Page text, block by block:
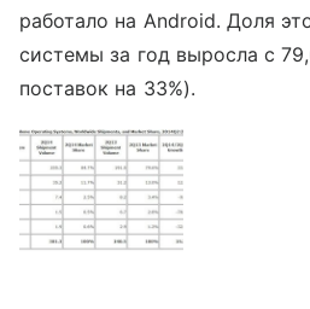
работало на Android. Доля
системы за год выросла с
поставок на 33%).